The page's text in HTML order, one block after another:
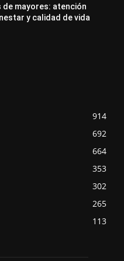
de mayores: atención
y calidad de vida
914
692
664
353
302
265
113